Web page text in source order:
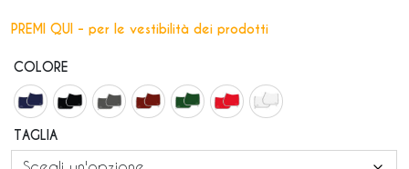
PREMI QUI - per le vestibilità dei prodotti
COLORE
TAGLIA